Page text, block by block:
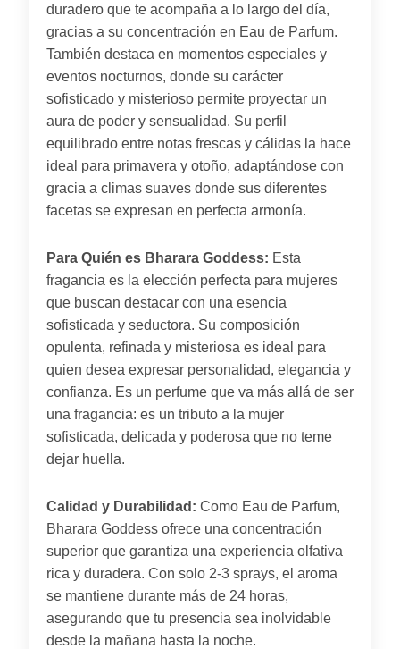
duradero que te acompaña a lo largo del día,
gracias a su concentración en Eau de Parfum.
También destaca en momentos especiales y
eventos nocturnos, donde su carácter
sofisticado y misterioso permite proyectar un
aura de poder y sensualidad. Su perfil
equilibrado entre notas frescas y cálidas la hace
ideal para primavera y otoño, adaptándose con
gracia a climas suaves donde sus diferentes
facetas se expresan en perfecta armonía.
Para Quién es Bharara Goddess: Esta
fragancia es la elección perfecta para mujeres
que buscan destacar con una esencia
sofisticada y seductora. Su composición
opulenta, refinada y misteriosa es ideal para
quien desea expresar personalidad, elegancia y
confianza. Es un perfume que va más allá de ser
una fragancia: es un tributo a la mujer
sofisticada, delicada y poderosa que no teme
dejar huella.
Calidad y Durabilidad: Como Eau de Parfum,
Bharara Goddess ofrece una concentración
superior que garantiza una experiencia olfativa
rica y duradera. Con solo 2-3 sprays, el aroma
se mantiene durante más de 24 horas,
asegurando que tu presencia sea inolvidable
desde la mañana hasta la noche.